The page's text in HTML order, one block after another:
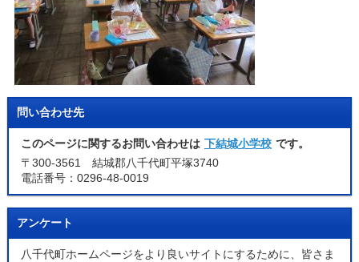
問い合わせ先
このページに関するお問い合わせは 下結城小学校 です。
〒300-3561 結城郡八千代町平塚3740
電話番号：0296-48-0019
アンケート
八千代町ホームページをより良いサイトにするために、皆さま